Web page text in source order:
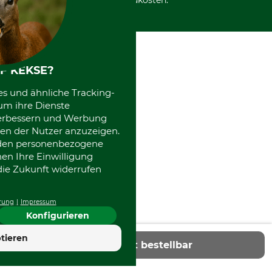
Nicht bestellbar
Kooperationen
KEKSE?
und ähnliche Tracking-
ihre Dienste
und Werbung
der Nutzer anzuzeigen.
personenbezogene
Ihre Einwilligung
Zukunft widerrufen
Impressum
Konfigurieren